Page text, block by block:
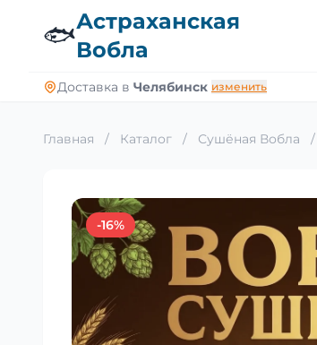
🐟Астраханская
Вобла
Доставка в Челябинск изменить
Главная / Каталог / Сушёная Вобла /
-16%